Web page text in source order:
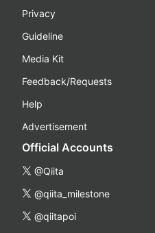
Privacy
Guideline
Media Kit
Feedback/Requests
Help
Advertisement
Official Accounts
@Qiita
@qiita_milestone
@qiitapoi